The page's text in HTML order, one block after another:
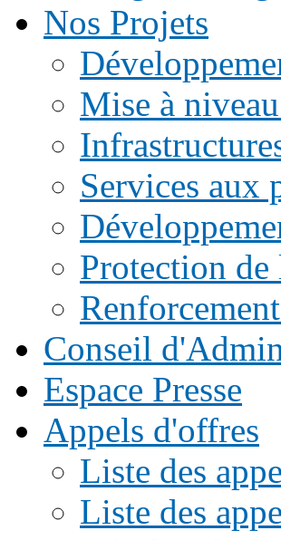
Nos Projets
Mise à
Services aux
Protection
Conseil
Espace Presse
Appels d'offres
Liste des
Liste des